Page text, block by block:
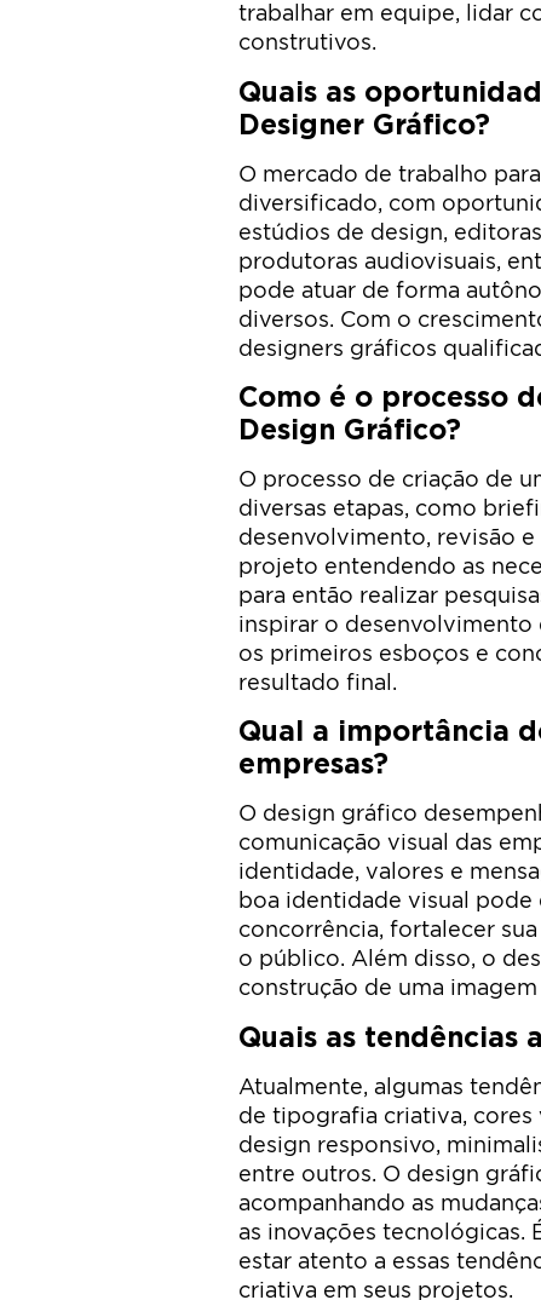
trabalhar em equipe, lidar
construtivos.
Quais as
Designer Gráfico?
O mercado de trabalho
diversificado, com
estúdios de design,
produtoras audiovisuais,
pode atuar de forma
diversos. Com o
designers gráficos
Como é o processo
Design Gráfico?
O processo de criação de
diversas etapas, como
desenvolvimento, revisão
projeto entendendo as
para então realizar
inspirar o desenvolvimento
os primeiros esboços e
resultado final.
Qual a importância
empresas?
O design gráfico
comunicação visual das
identidade, valores e
boa identidade visual pode
concorrência, fortalecer
o público. Além disso, o
construção de uma
Quais as tendências
Atualmente, algumas
de tipografia criativa, cores
design responsivo,
entre outros. O design
acompanhando as
as inovações tecnológicas.
estar atento a essas
criativa em seus projetos.